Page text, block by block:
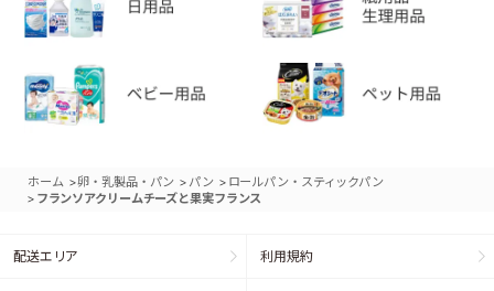
ホーム >卵・乳製品・パン > パン > ロールパン・スティックパン
> フランソアクリームチーズと果実フランス
配送エリア 利用規約